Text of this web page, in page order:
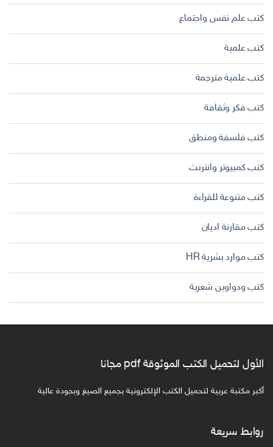
كتب علم نفس واجتماع
كتب علمية
كتب علمية مترجمة
كتب فكر وثقافة
كتب فلسفة ومنطق
كتب كمبيوتر وانترنت
كتب متنوعة للقراءة
كتب مقارنة اديان
كتب موارد بشرية HR
كتب ودواوين شعرية
الأول لتحميل الكتب الموثوقة pdf مجانا
أكبر مكتبة عربية لتحميل الكتب الإلكترونية بجميع الصيغ وبجودة عالية
روابط سريعة